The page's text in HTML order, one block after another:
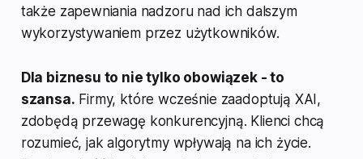
także zapewniania nadzoru nad ich dalszym
wykorzystywaniem przez użytkowników.
Dla biznesu to nie tylko obowiązek - to
szansa. Firmy, które wcześnie zaadoptują XAI,
zdobędą przewagę konkurencyjną. Klienci chcą
rozumieć, jak algorytmy wpływają na ich życie.